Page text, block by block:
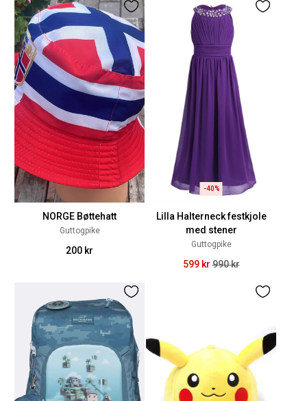
NORGE Bøttehatt
Guttogpike
200 kr
-40%
Lilla Halterneck festkjole
med stener
Guttogpike
599 kr 990 kr